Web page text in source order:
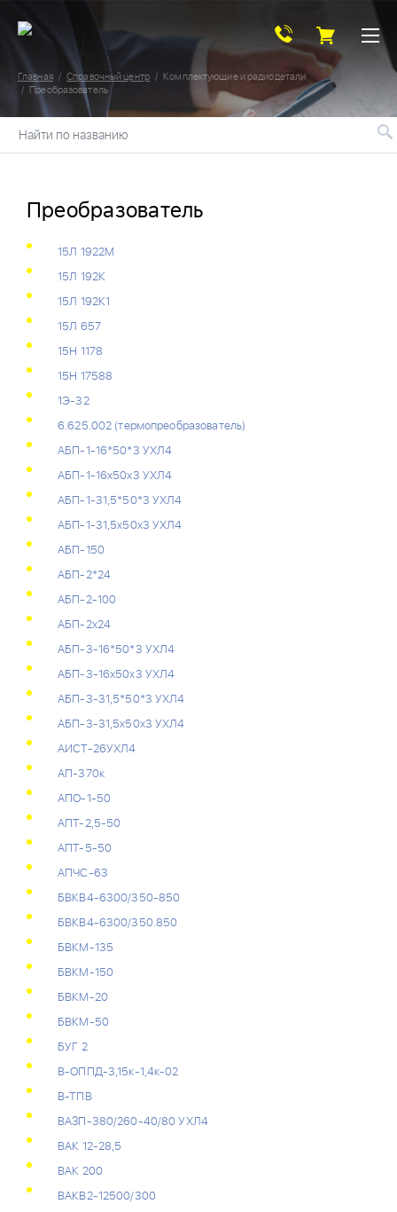
Главная Справочный центр
Комплектующие и радиодетали
Преобразователь
Найти по названию
Преобразователь
15Л 1922М
15Л 192К
15Л 192К1
15Л 657
15Н 1178
15Н 17588
1Э-32
6.625.002 (термопреобразователь)
АБП-1-16*50*3 УХЛ4
АБП-1-16x50x3 УХЛ4
АБП-1-31,5*50*3 УХЛ4
АБП-1-31,5x50x3 УХЛ4
АБП-150
АБП-2*24
АБП-2-100
АБП-2х24
АБП-3-16*50*3 УХЛ4
АБП-3-16x50x3 УХЛ4
АБП-3-31,5*50*3 УХЛ4
АБП-3-31,5x50x3 УХЛ4
АИСТ-26УХЛ4
АП-370к
АПО-1-50
АПТ-2,5-50
АПТ-5-50
АПЧС-63
БВКВ4-6300/350-850
БВКВ4-6300/350.850
БВКМ-135
БВКМ-150
БВКМ-20
БВКМ-50
БУГ 2
В-ОППД-3,15к-1,4к-02
В-ТПВ
ВАЗП-380/260-40/80 УХЛ4
ВАК 12-28,5
ВАК 200
ВАКВ2-12500/300